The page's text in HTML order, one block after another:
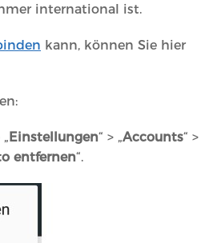
international ist.
kann, können Sie hier
Einstellungen“ > „Accounts“ >
entfernen“.